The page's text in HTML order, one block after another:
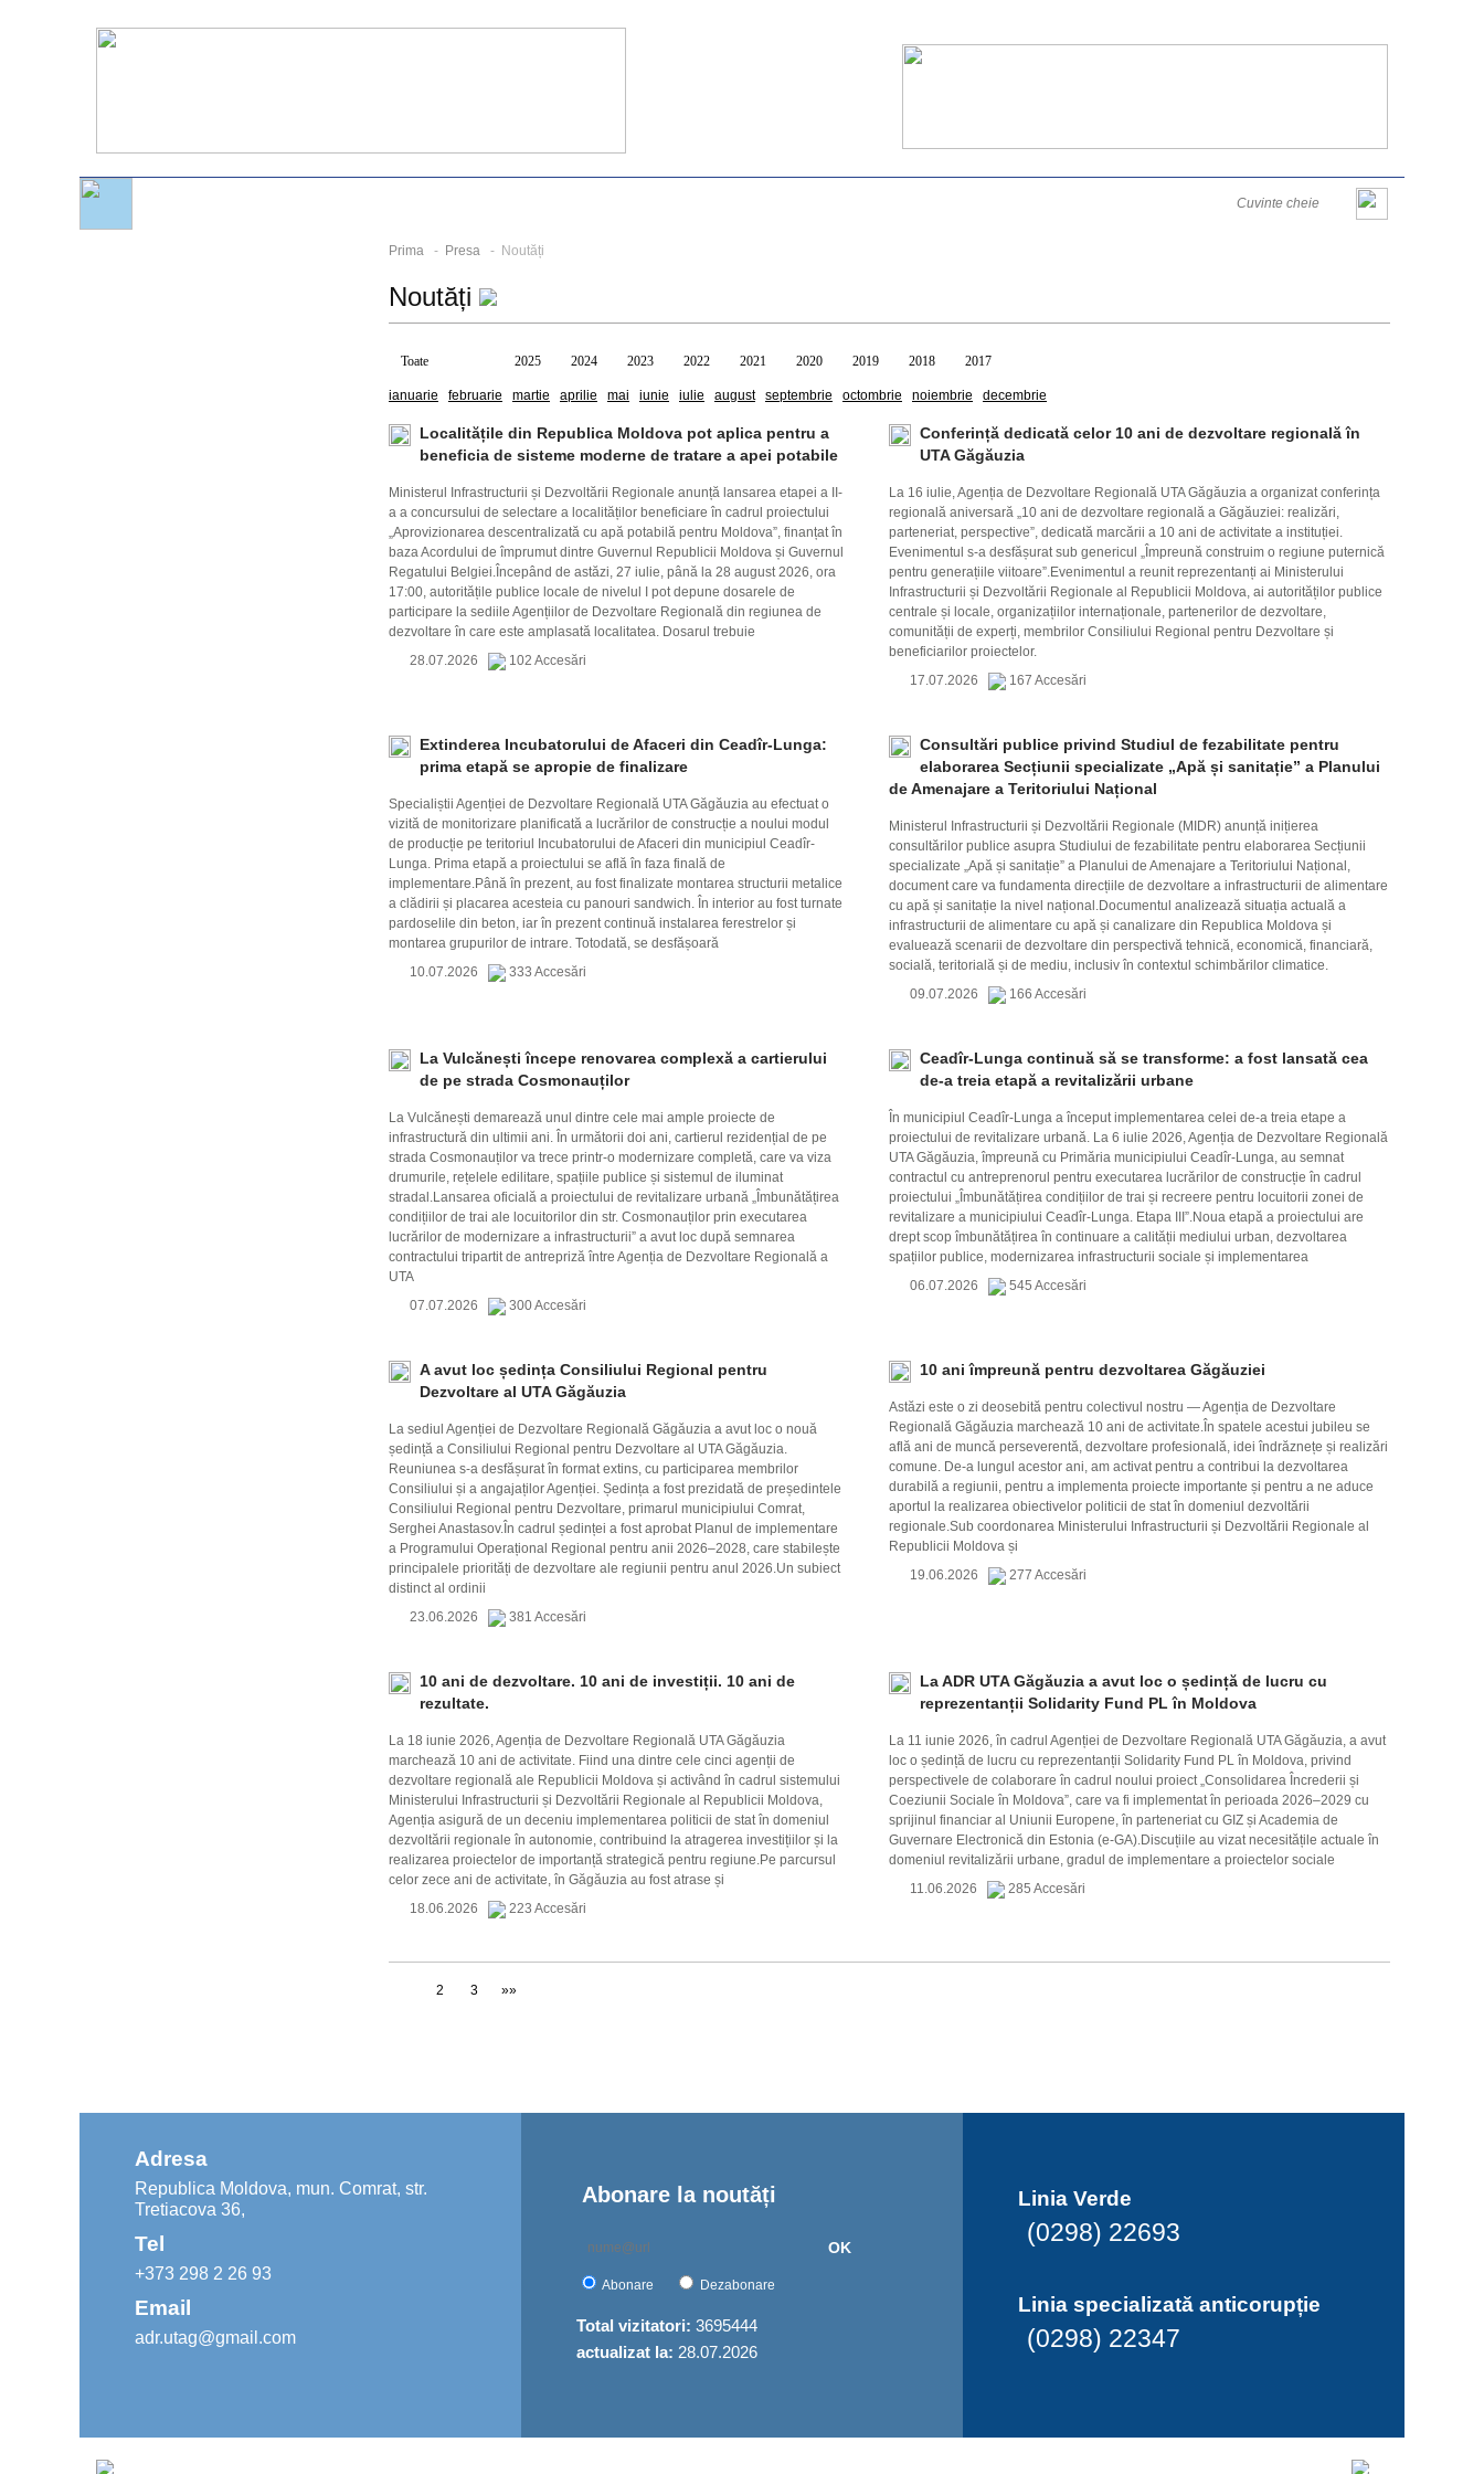
Prima - Presa - Noutăți
Noutăți
Toate 2025 2024 2023 2022 2021 2020 2019 2018 2017
ianuarie februarie martie aprilie mai iunie iulie august septembrie octombrie noiembrie decembrie
Localitățile din Republica Moldova pot aplica pentru a
beneficia de sisteme moderne de tratare a apei potabile
Ministerul Infrastructurii și Dezvoltării Regionale anunță lansarea etapei a II-
a a concursului de selectare a localităților beneficiare în cadrul proiectului
„Aprovizionarea descentralizată cu apă potabilă pentru Moldova”, finanțat în
baza Acordului de împrumut dintre Guvernul Republicii Moldova și Guvernul
Regatului Belgiei.Începând de astăzi, 27 iulie, până la 28 august 2026, ora
17:00, autoritățile publice locale de nivelul I pot depune dosarele de
participare la sediile Agențiilor de Dezvoltare Regională din regiunea de
dezvoltare în care este amplasată localitatea. Dosarul trebuie
28.07.2026
102 Accesări
Conferință dedicată celor 10 ani de dezvoltare regională în
UTA Găgăuzia
La 16 iulie, Agenția de Dezvoltare Regională UTA Găgăuzia a organizat conferința
regională aniversară „10 ani de dezvoltare regională a Găgăuziei: realizări,
parteneriat, perspective”, dedicată marcării a 10 ani de activitate a instituției.
Evenimentul s-a desfășurat sub genericul „Împreună construim o regiune puternică
pentru generațiile viitoare”.Evenimentul a reunit reprezentanți ai Ministerului
Infrastructurii și Dezvoltării Regionale al Republicii Moldova, ai autorităților publice
centrale și locale, organizațiilor internaționale, partenerilor de dezvoltare,
comunității de experți, membrilor Consiliului Regional pentru Dezvoltare și
beneficiarilor proiectelor.
17.07.2026
167 Accesări
Extinderea Incubatorului de Afaceri din Ceadîr-Lunga:
prima etapă se apropie de finalizare
Specialiștii Agenției de Dezvoltare Regională UTA Găgăuzia au efectuat o
vizită de monitorizare planificată a lucrărilor de construcție a noului modul
de producție pe teritoriul Incubatorului de Afaceri din municipiul Ceadîr-
Lunga. Prima etapă a proiectului se află în faza finală de
implementare.Până în prezent, au fost finalizate montarea structurii metalice
a clădirii și placarea acesteia cu panouri sandwich. În interior au fost turnate
pardoselile din beton, iar în prezent continuă instalarea ferestrelor și
montarea grupurilor de intrare. Totodată, se desfășoară
10.07.2026
333 Accesări
Consultări publice privind Studiul de fezabilitate pentru
elaborarea Secțiunii specializate „Apă și sanitație” a Planului
de Amenajare a Teritoriului Național
Ministerul Infrastructurii și Dezvoltării Regionale (MIDR) anunță inițierea
consultărilor publice asupra Studiului de fezabilitate pentru elaborarea Secțiunii
specializate „Apă și sanitație” a Planului de Amenajare a Teritoriului Național,
document care va fundamenta direcțiile de dezvoltare a infrastructurii de alimentare
cu apă și sanitație la nivel național.Documentul analizează situația actuală a
infrastructurii de alimentare cu apă și canalizare din Republica Moldova și
evaluează scenarii de dezvoltare din perspectivă tehnică, economică, financiară,
socială, teritorială și de mediu, inclusiv în contextul schimbărilor climatice.
09.07.2026
166 Accesări
La Vulcănești începe renovarea complexă a cartierului
de pe strada Cosmonauților
La Vulcănești demarează unul dintre cele mai ample proiecte de
infrastructură din ultimii ani. În următorii doi ani, cartierul rezidențial de pe
strada Cosmonauților va trece printr-o modernizare completă, care va viza
drumurile, rețelele edilitare, spațiile publice și sistemul de iluminat
stradal.Lansarea oficială a proiectului de revitalizare urbană „Îmbunătățirea
condițiilor de trai ale locuitorilor din str. Cosmonauților prin executarea
lucrărilor de modernizare a infrastructurii” a avut loc după semnarea
contractului tripartit de antrepriză între Agenția de Dezvoltare Regională a
UTA
07.07.2026
300 Accesări
Ceadîr-Lunga continuă să se transforme: a fost lansată cea
de-a treia etapă a revitalizării urbane
În municipiul Ceadîr-Lunga a început implementarea celei de-a treia etape a
proiectului de revitalizare urbană. La 6 iulie 2026, Agenția de Dezvoltare Regională
UTA Găgăuzia, împreună cu Primăria municipiului Ceadîr-Lunga, au semnat
contractul cu antreprenorul pentru executarea lucrărilor de construcție în cadrul
proiectului „Îmbunătățirea condițiilor de trai și recreere pentru locuitorii zonei de
revitalizare a municipiului Ceadîr-Lunga. Etapa III”.Noua etapă a proiectului are
drept scop îmbunătățirea în continuare a calității mediului urban, dezvoltarea
spațiilor publice, modernizarea infrastructurii sociale și implementarea
06.07.2026
545 Accesări
A avut loc ședința Consiliului Regional pentru
Dezvoltare al UTA Găgăuzia
La sediul Agenției de Dezvoltare Regională Găgăuzia a avut loc o nouă
ședință a Consiliului Regional pentru Dezvoltare al UTA Găgăuzia.
Reuniunea s-a desfășurat în format extins, cu participarea membrilor
Consiliului și a angajaților Agenției. Ședința a fost prezidată de președintele
Consiliului Regional pentru Dezvoltare, primarul municipiului Comrat,
Serghei Anastasov.În cadrul ședinței a fost aprobat Planul de implementare
a Programului Operațional Regional pentru anii 2026–2028, care stabilește
principalele priorități de dezvoltare ale regiunii pentru anul 2026.Un subiect
distinct al ordinii
23.06.2026
381 Accesări
10 ani împreună pentru dezvoltarea Găgăuziei
Astăzi este o zi deosebită pentru colectivul nostru — Agenția de Dezvoltare
Regională Găgăuzia marchează 10 ani de activitate.În spatele acestui jubileu se
află ani de muncă perseverentă, dezvoltare profesională, idei îndrăznețe și realizări
comune. De-a lungul acestor ani, am activat pentru a contribui la dezvoltarea
durabilă a regiunii, pentru a implementa proiecte importante și pentru a ne aduce
aportul la realizarea obiectivelor politicii de stat în domeniul dezvoltării
regionale.Sub coordonarea Ministerului Infrastructurii și Dezvoltării Regionale al
Republicii Moldova și
19.06.2026
277 Accesări
10 ani de dezvoltare. 10 ani de investiții. 10 ani de
rezultate.
La 18 iunie 2026, Agenția de Dezvoltare Regională UTA Găgăuzia
marchează 10 ani de activitate. Fiind una dintre cele cinci agenții de
dezvoltare regională ale Republicii Moldova și activând în cadrul sistemului
Ministerului Infrastructurii și Dezvoltării Regionale al Republicii Moldova,
Agenția asigură de un deceniu implementarea politicii de stat în domeniul
dezvoltării regionale în autonomie, contribuind la atragerea investițiilor și la
realizarea proiectelor de importanță strategică pentru regiune.Pe parcursul
celor zece ani de activitate, în Găgăuzia au fost atrase și
18.06.2026
223 Accesări
La ADR UTA Găgăuzia a avut loc o ședință de lucru cu
reprezentanții Solidarity Fund PL în Moldova
La 11 iunie 2026, în cadrul Agenției de Dezvoltare Regională UTA Găgăuzia, a avut
loc o ședință de lucru cu reprezentanții Solidarity Fund PL în Moldova, privind
perspectivele de colaborare în cadrul noului proiect „Consolidarea Încrederii și
Coeziunii Sociale în Moldova”, care va fi implementat în perioada 2026–2029 cu
sprijinul financiar al Uniunii Europene, în parteneriat cu GIZ și Academia de
Guvernare Electronică din Estonia (e-GA).Discuțiile au vizat necesitățile actuale în
domeniul revitalizării urbane, gradul de implementare a proiectelor sociale
11.06.2026
285 Accesări
2 3 »»
Adresa
Republica Moldova, mun. Comrat, str.
Tretiacova 36,
Tel
+373 298 2 26 93
Email
adr.utag@gmail.com
Abonare la noutăți
OK
Abonare Dezabonare
Total vizitatori: 3695444
actualizat la: 28.07.2026
Linia Verde
(0298) 22693
Linia specializată anticorupție
(0298) 22347